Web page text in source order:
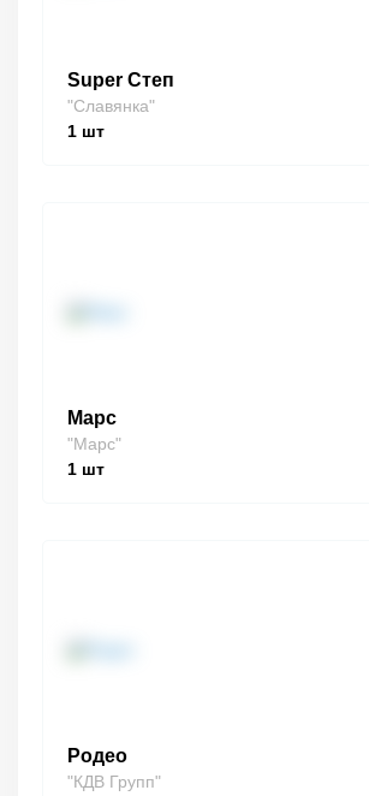
Super Степ
"Славянка"
1 шт
Марс
"Марс"
1 шт
Родео
"КДВ Групп"